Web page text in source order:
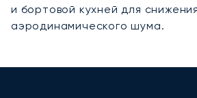
и бортовой кухней для
аэродинамического шума.